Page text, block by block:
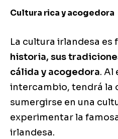
Cultura rica y acogedora
La cultura irlandesa es
historia, sus
cálida y acogedora. Al
intercambio, tendrá la
sumergirse en una
experimentar la
irlandesa.